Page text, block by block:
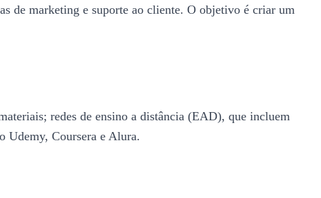
de marketing e suporte ao cliente. O objetivo é criar um
redes de ensino a distância (EAD), que incluem
Udemy, Coursera e Alura.